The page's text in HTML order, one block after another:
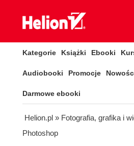
Kategorie Książki Ebooki
Audiobooki Promocje
Darmowe ebooki
Helion.pl » Fotografia, grafika i
Photoshop